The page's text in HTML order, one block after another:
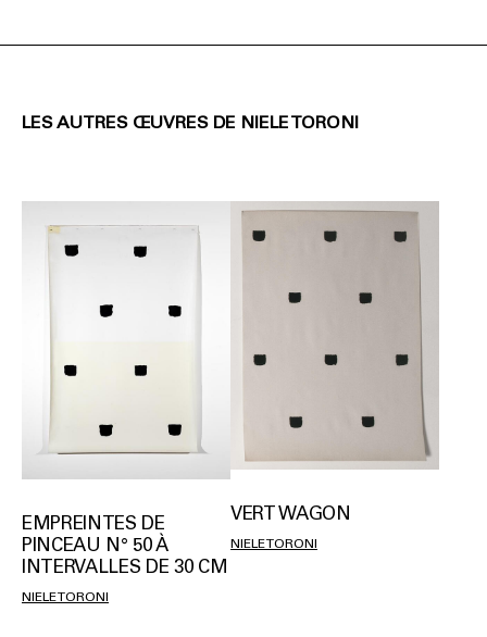
LES AUTRES ŒUVRES DE NIELE TORONI
EMPREINTES DE
PINCEAU N° 50 À
INTERVALLES DE 30 CM
NIELE TORONI
VERT WAGON
NIELE TORONI